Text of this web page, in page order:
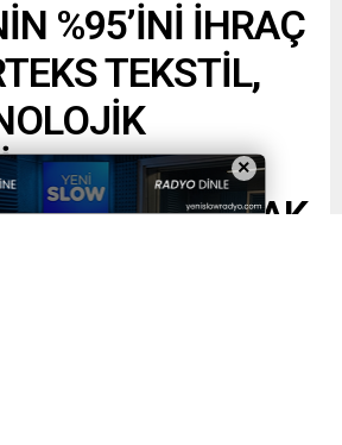
%95’İNİ İHRAÇ
TEKSTİL,
R+T
YERİNİ ALACAK
×